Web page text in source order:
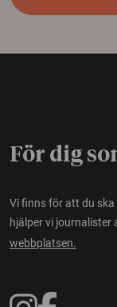
För dig
Vi finns för att du
hjälper vi journalister
webbplatsen.